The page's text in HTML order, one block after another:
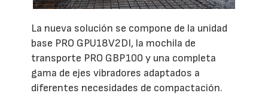
La nueva solución se compone de la unidad
base PRO GPU18V2DI, la mochila de
transporte PRO GBP100 y una completa
gama de ejes vibradores adaptados a
diferentes necesidades de compactación.